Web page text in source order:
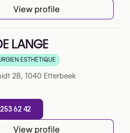
View profile
LANGE
5 sur Google
ESTHÉTIQUE
2B, 1040 Etterbeek
62 42
View profile